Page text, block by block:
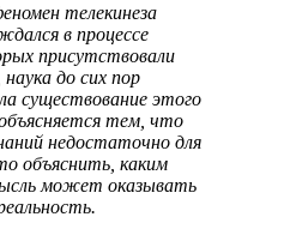
телекинеза
в процессе
присутствовали
до сих пор
существование этого
тем, что
недостаточно для
объяснить, каким
может оказывать